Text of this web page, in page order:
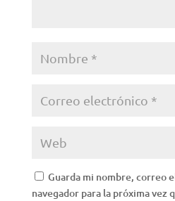
Guarda mi nombre, correo
navegador para la próxima vez